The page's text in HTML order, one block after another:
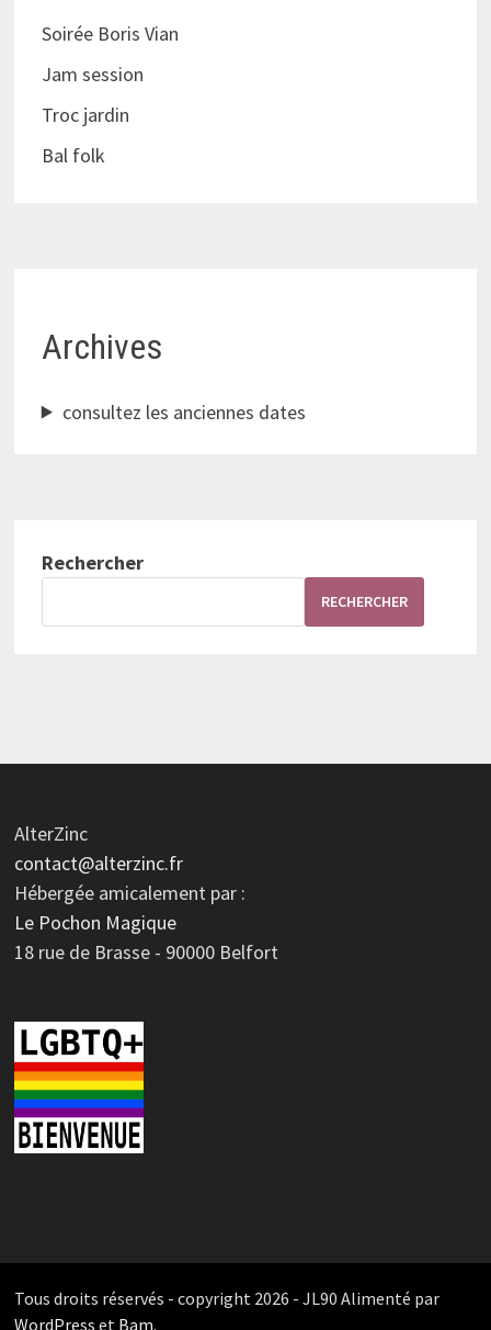
Soirée Boris Vian
Jam session
Troc jardin
Bal folk
Archives
consultez les anciennes dates
Rechercher
RECHERCHER
AlterZinc
contact@alterzinc.fr
Hébergée amicalement par :
Le Pochon Magique
18 rue de Brasse - 90000 Belfort
Tous droits réservés - copyright 2026 - JL90 Alimenté par
WordPress et Bam.